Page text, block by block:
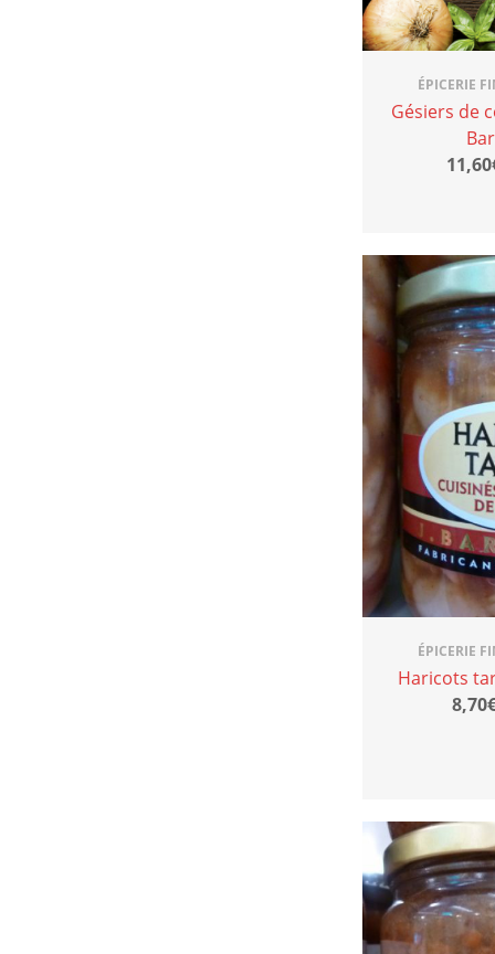
ÉPICERIE
Gésiers de
ÉPICERIE
Haricots